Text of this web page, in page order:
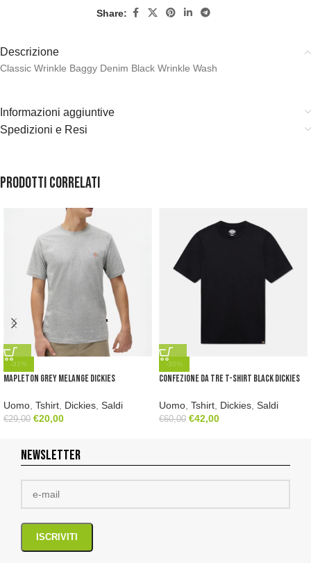
Share:
Descrizione
Classic Wrinkle Baggy Denim Black Wrinkle Wash
Informazioni aggiuntive
Spedizioni e Resi
Prodotti correlati
-31%
Mapleton Grey Melange Dickies
Uomo, Tshirt, Dickies, Saldi
€29,00 €20,00
-30%
Confezione da tre t-shirt black Dickies
Uomo, Tshirt, Dickies, Saldi
€60,00 €42,00
NEWSLETTER